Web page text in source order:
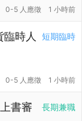
0-5 人應徵 1 小時前
短期臨時
時人
0-5 人應徵 1 小時前
長期兼職
書審